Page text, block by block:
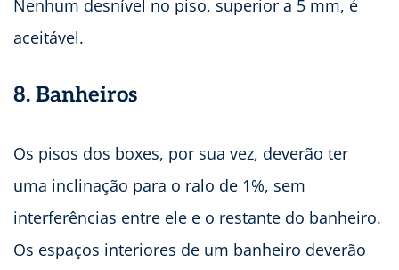
Nenhum desnível no piso, superior a 5 mm, é
aceitável.
8. Banheiros
Os pisos dos boxes, por sua vez, deverão ter
uma inclinação para o ralo de 1%, sem
interferências entre ele e o restante do banheiro.
Os espaços interiores de um banheiro deverão